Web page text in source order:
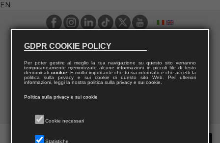
EN
GDPR COOKIE POLICY
Per poter gestire al meglio la tua navigazione su questo sito verranno
temporaneamente memorizzate alcune informazioni in piccoli file di testo
denominati cookie. È molto importante che tu sia informato e che accetti la
politica sulla privacy e sui cookie di questo sito Web. Per ulteriori
informazioni, leggi la nostra politica sulla privacy e sui cookie.
Politica sulla privacy e sui cookie
Cookie necessari
Statistiche